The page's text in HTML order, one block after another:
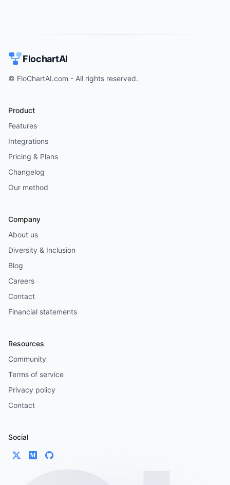
FlochartAI
© FloChartAI.com - All rights reserved.
Product
Features
Integrations
Pricing & Plans
Changelog
Our method
Company
About us
Diversity & Inclusion
Blog
Careers
Contact
Financial statements
Resources
Community
Terms of service
Privacy policy
Contact
Social